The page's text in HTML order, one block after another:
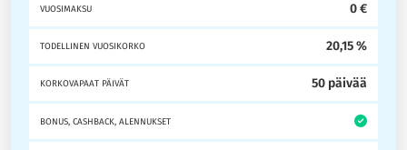
VUOSIMAKSU 0 €
TODELLINEN VUOSIKORKO 20,15 %
KORKOVAPAAT PÄIVÄT 50 päivää
BONUS, CASHBACK, ALENNUKSET